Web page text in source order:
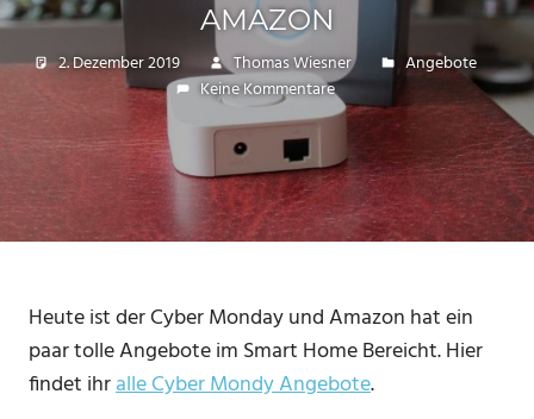
AMAZON
2. Dezember 2019 Thomas Wiesner
Angebote
Keine Kommentare
Heute ist der Cyber Monday und Amazon hat ein
paar tolle Angebote im Smart Home Bereicht. Hier
findet ihralle Cyber Mondy Angebote.